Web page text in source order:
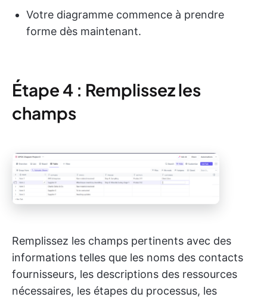
Votre diagramme commence à prendre
forme dès maintenant.
Étape 4 : Remplissez les
champs
Remplissez les champs pertinents avec des
informations telles que les noms des contacts
fournisseurs, les descriptions des ressources
nécessaires, les étapes du processus, les